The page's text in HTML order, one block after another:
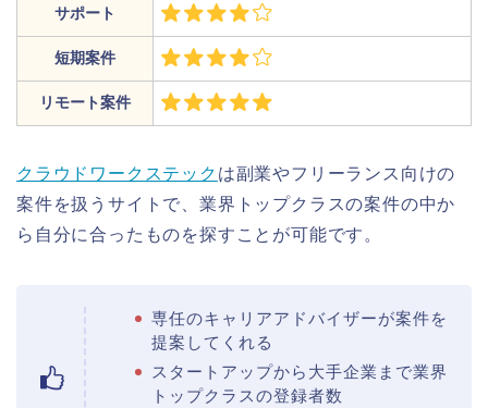
サポート
短期案件
リモート案件
クラウドワークステック は副業やフリーランス向けの
案件を扱うサイトで、業界トップクラスの案件の中か
ら自分に合ったものを探すことが可能です。
専任のキャリアアドバイザーが案件を
提案してくれる
スタートアップから大手企業まで業界
トップクラスの登録者数